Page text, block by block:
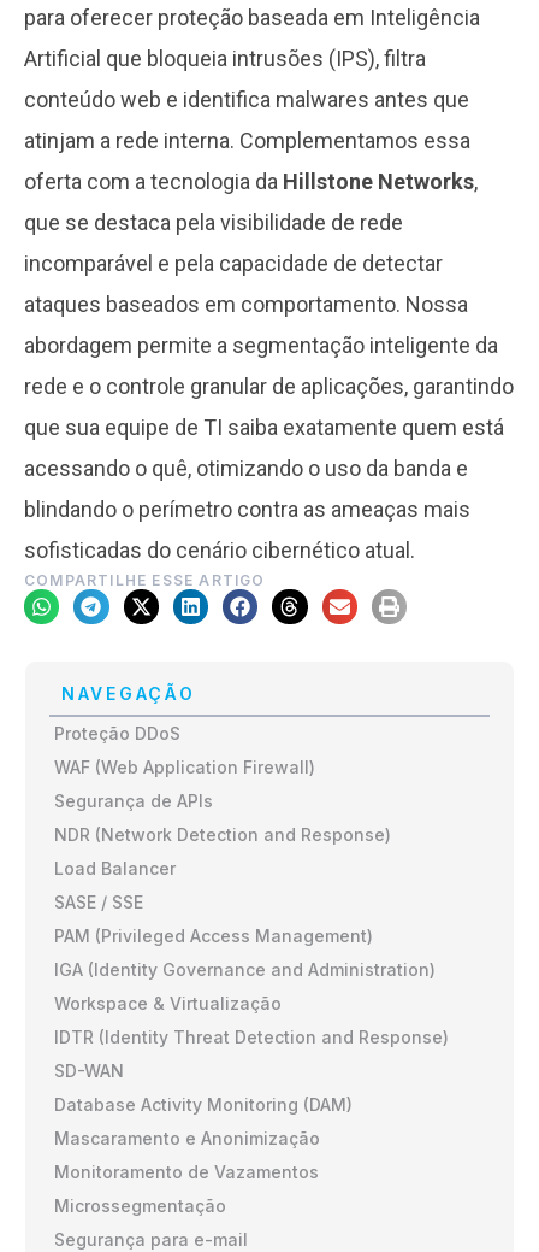
NAVEGAÇÃO
Proteção DDoS
WAF (Web Application Firewall)
Segurança de APIs
NDR (Network Detection and Response)
Load Balancer
SASE / SSE
PAM (Privileged Access Management)
IGA (Identity Governance and Administration)
Workspace & Virtualização
IDTR (Identity Threat Detection and Response)
SD-WAN
Database Activity Monitoring (DAM)
Mascaramento e Anonimização
Monitoramento de Vazamentos
Microssegmentação
Segurança para e-mail
para oferecer proteção baseada em Inteligência
Artificial que bloqueia intrusões (IPS), filtra
conteúdo web e identifica malwares antes que
atinjam a rede interna. Complementamos essa
oferta com a tecnologia da Hillstone Networks,
que se destaca pela visibilidade de rede
incomparável e pela capacidade de detectar
ataques baseados em comportamento. Nossa
abordagem permite a segmentação inteligente da
rede e o controle granular de aplicações, garantindo
que sua equipe de TI saiba exatamente quem está
acessando o quê, otimizando o uso da banda e
blindando o perímetro contra as ameaças mais
sofisticadas do cenário cibernético atual.
COMPARTILHE ESSE ARTIGO